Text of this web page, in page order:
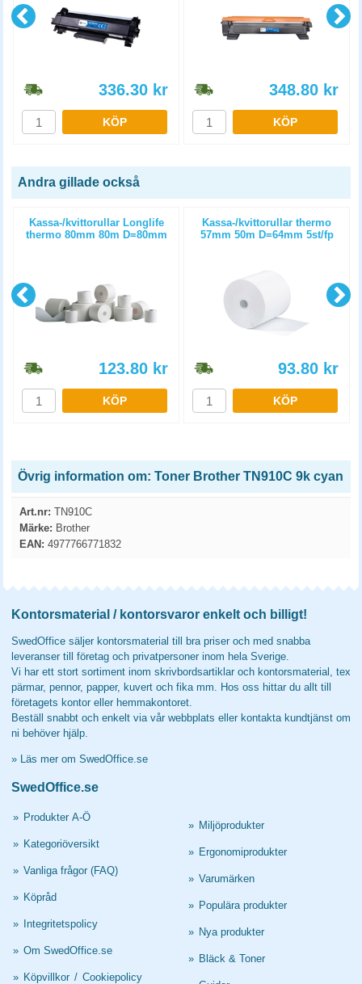
336.30 kr
KÖP
348.80 kr
KÖP
Andra gillade också
Kassa-/kvittorullar Longlife
thermo 80mm 80m D=80mm
123.80 kr
KÖP
Kassa-/kvittorullar thermo
57mm 50m D=64mm 5st/fp
93.80 kr
KÖP
Övrig information om: Toner Brother TN910C 9k cyan
Art.nr: TN910C
Märke: Brother
EAN: 4977766771832
Kontorsmaterial / kontorsvaror enkelt och billigt!
SwedOffice säljer kontorsmaterial till bra priser och med snabba
leveranser till företag och privatpersoner inom hela Sverige.
Vi har ett stort sortiment inom skrivbordsartiklar och kontorsmaterial, tex
pärmar, pennor, papper, kuvert och fika mm. Hos oss hittar du allt till
företagets kontor eller hemmakontoret.
Beställ snabbt och enkelt via vår webbplats eller kontakta kundtjänst om
ni behöver hjälp.
» Läs mer om SwedOffice.se
SwedOffice.se
» Produkter A-Ö
» Kategoriöversikt
» Vanliga frågor (FAQ)
» Köpråd
» Integritetspolicy
» Om SwedOffice.se
» Köpvillkor / Cookiepolicy
» Miljöprodukter
» Ergonomiprodukter
» Varumärken
» Populära produkter
» Nya produkter
» Bläck & Toner